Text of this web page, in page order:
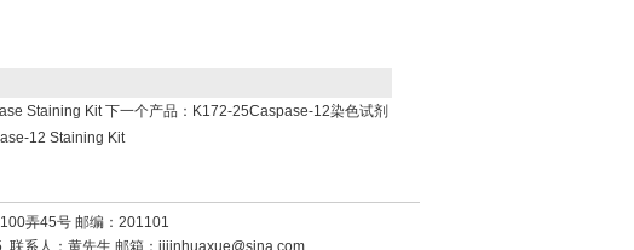
Staining Kit下一个产品： K172-25Caspase-12染色试剂
12 Staining Kit
弄45号 邮编：201101
系人：黄先生 邮箱： jijinhuaxue@sina.com